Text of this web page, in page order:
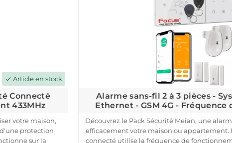
check Article en stock
Connecté
433MHz
votre maison,
protection
sur la
Alarme sans-fil 2 à 3 pièces -
Ethernet - GSM 4G -
Découvrez le Pack Sécurité Meian, une
efficacement votre maison ou appartement.
connecté utilise la fréquence de